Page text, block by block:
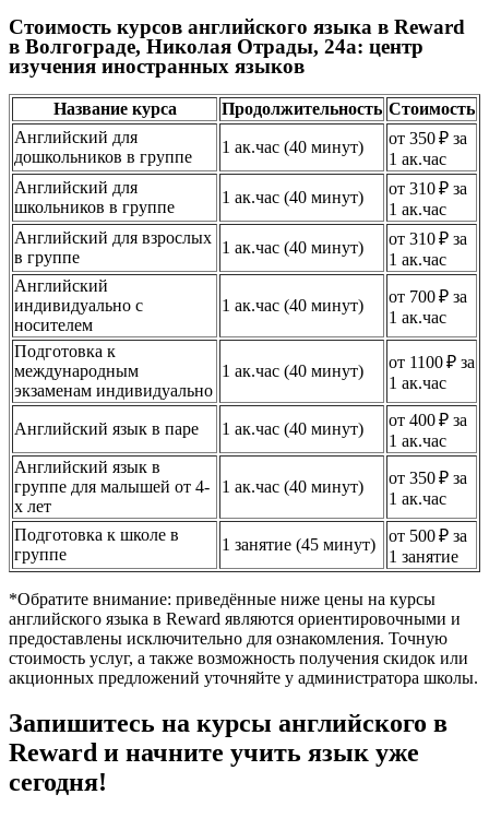
Стоимость курсов английского языка в Reward
в Волгограде, Николая Отрады, 24а: центр
изучения иностранных языков
Название курса Продолжительность Стоимость
Английский для
дошкольников в группе
1 ак.час (40 минут)
от 350 ₽ за
1 ак.час
Английский для
школьников в группе
1 ак.час (40 минут)
от 310 ₽ за
1 ак.час
Английский для взрослых
в группе
1 ак.час (40 минут)
от 310 ₽ за
1 ак.час
Английский
индивидуально с
носителем
1 ак.час (40 минут)
от 700 ₽ за
1 ак.час
Подготовка к
международным
экзаменам индивидуально
1 ак.час (40 минут)
от 1100 ₽ за
1 ак.час
Английский язык в паре 1 ак.час (40 минут)
от 400 ₽ за
1 ак.час
Английский язык в
группе для малышей от 4-
х лет
1 ак.час (40 минут)
от 350 ₽ за
1 ак.час
Подготовка к школе в
группе
1 занятие (45 минут)
от 500 ₽ за
1 занятие
*Обратите внимание: приведённые ниже цены на курсы
английского языка в Reward являются ориентировочными и
предоставлены исключительно для ознакомления. Точную
стоимость услуг, а также возможность получения скидок или
акционных предложений уточняйте у администратора школы.
Запишитесь на курсы английского в
Reward и начните учить язык уже
сегодня!